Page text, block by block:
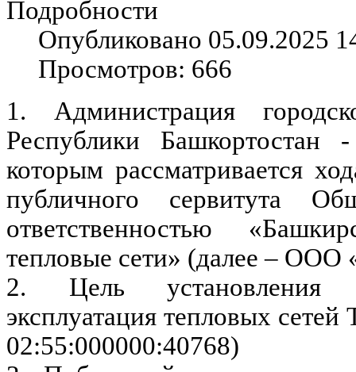
Подробности
Опубликовано 05.09.2025
Просмотров: 666
1. Администрация
Республики Башкортостан
которым рассматривается
публичного сервитута
ответственностью
тепловые сети» (далее –
2. Цель установления
эксплуатация тепловых
02:55:000000:40768)